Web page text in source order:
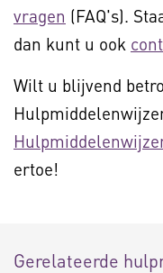
vragen (FAQ's).
dan kunt u ook
Wilt u blijvend
ertoe!
Gerelateerde